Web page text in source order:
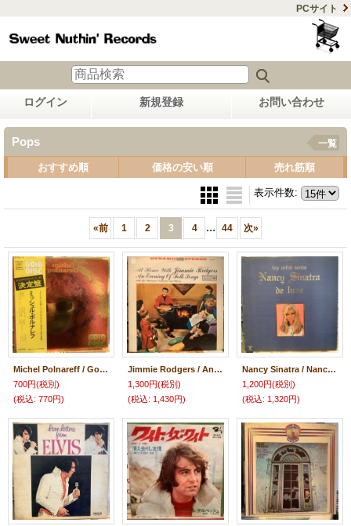
PCサイト
ログイン 新規登録 お問い合わせ
Pops 一覧
おすすめ順 価格の安い順 売れ筋順
表示件数:
«前 1 2 3 4 ... 44 次»
Michel Polnareff / Gold Disc
700円(税別)
(税込: 770円)
Jimmie Rodgers / An Evening Of Folk Songs
1,300円(税別)
(税込: 1,430円)
Nancy Sinatra / Nancy Sinatra De Luxe
1,200円(税別)
(税込: 1,320円)